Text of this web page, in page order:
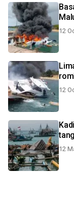
12
12
12